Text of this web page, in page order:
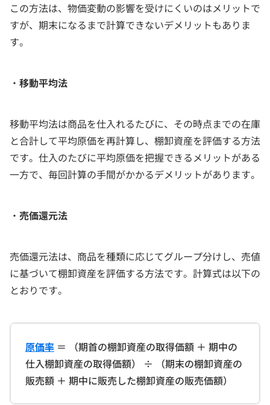
この方法は、物価変動の影響を受けにくいのはメリットで
すが、期末になるまで計算できないデメリットもありま
す。
・ 移動平均法
移動平均法は商品を仕入れるたびに、その時点までの在庫
と合計して平均原価を再計算し、棚卸資産を評価する方法
です。仕入のたびに平均原価を把握できるメリットがある
一方で、毎回計算の手間がかかるデメリットがあります。
・ 売価還元法
売価還元法は、商品を種類に応じてグループ分けし、売値
に基づいて棚卸資産を評価する方法です。計算式は以下の
とおりです。
原価率 ＝ （期首の棚卸資産の取得価額 ＋ 期中の
仕入棚卸資産の取得価額） ÷ （期末の棚卸資産の
販売額 ＋ 期中に販売した棚卸資産の販売価額）